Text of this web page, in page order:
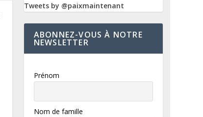
Tweets by @paixmaintenant
ABONNEZ-VOUS À NOTRE
NEWSLETTER
Prénom
Nom de famille